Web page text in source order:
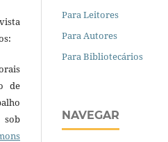
de
Para Leitores
Para Autores
Para Bibliotecários
NAVEGAR